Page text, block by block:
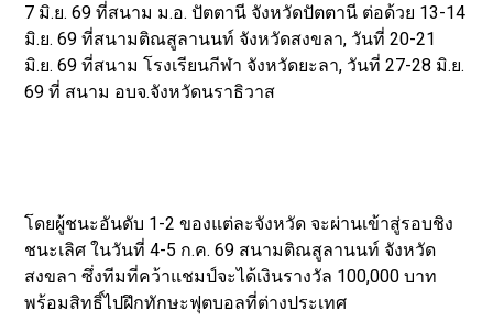
7 มิ.ย. 69 ที่สนาม ม.อ. ปัตตานี จังหวัดปัตตานี ต่อด้วย 13-14
มิ.ย. 69 ที่สนามติณสูลานนท์ จังหวัดสงขลา, วันที่ 20-21
มิ.ย. 69 ที่สนาม โรงเรียนกีฬา จังหวัดยะลา, วันที่ 27-28 มิ.ย.
69 ที่ สนาม อบจ.จังหวัดนราธิวาส
โดยผู้ชนะอันดับ 1-2 ของแต่ละจังหวัด จะผ่านเข้าสู่รอบชิง
ชนะเลิศ ในวันที่ 4-5 ก.ค. 69 สนามติณสูลานนท์ จังหวัด
สงขลา ซึ่งทีมที่คว้าแชมป์จะได้เงินรางวัล 100,000 บาท
พร้อมสิทธิ์ไปฝึกทักษะฟุตบอลที่ต่างประเทศ